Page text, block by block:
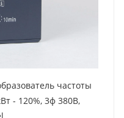
частоты
- 120%, 3ф 380В,